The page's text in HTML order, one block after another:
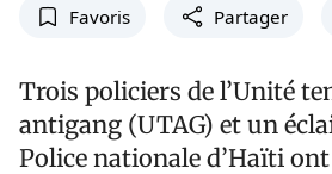
Favoris Partager
Trois policiers de l’Unité
antigang (UTAG) et un
Police nationale d’Haïti